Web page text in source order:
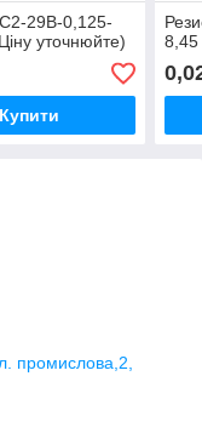
29В-0,125-
уточнюйте)
Купити
8,45
промислова,2,